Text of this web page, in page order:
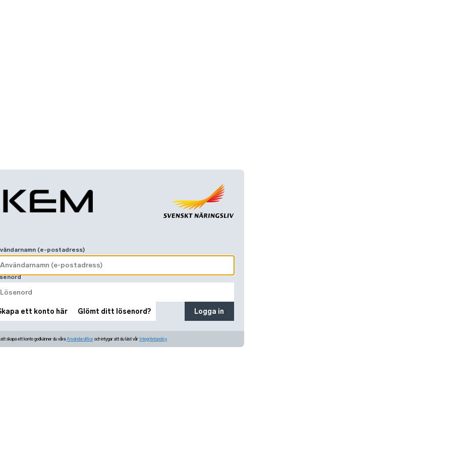
(e-postadress)
ett konto här Glömt ditt lösenord? Logga in
skapa ett konto godkänner du våra Användarvillkor och intygar att du läst vår Integritetspolicy.